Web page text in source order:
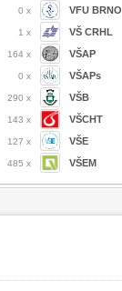
0 x
1 x
164 x
0 x
290 x
143 x
127 x
485 x
VFU BRNO
VŠ CRHL
VŠAP
VŠAPs
VŠB
VŠCHT
VŠE
VŠEM